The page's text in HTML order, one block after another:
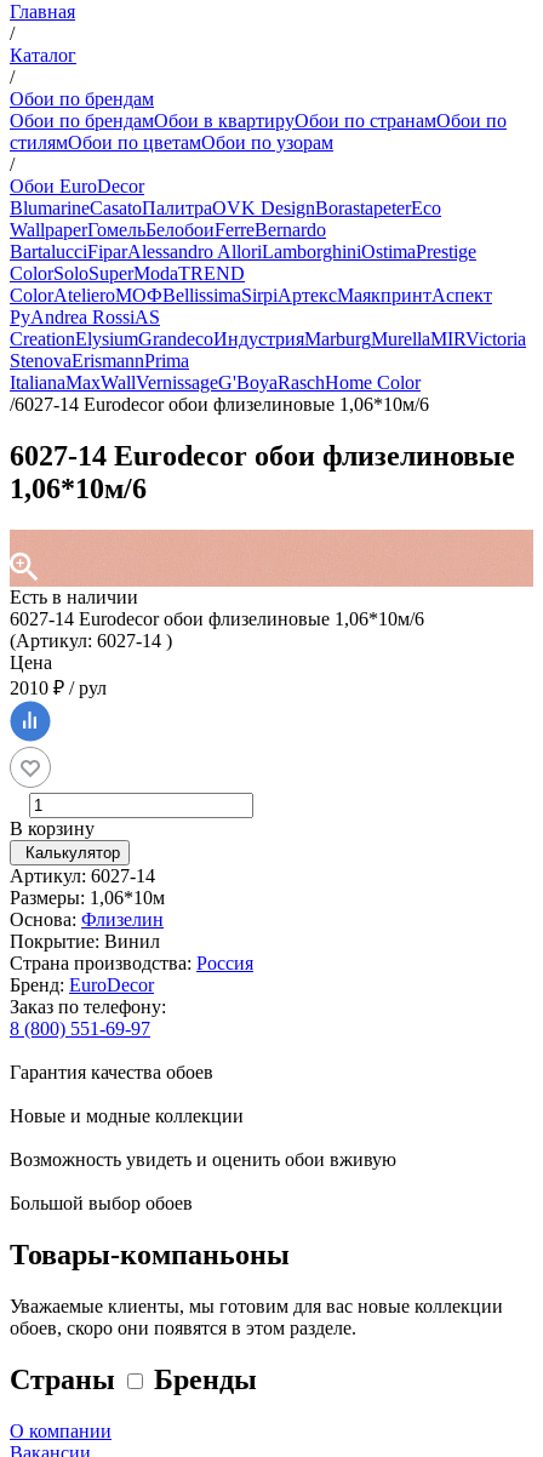
Главная
/
Каталог
/
Обои по брендам
Обои по брендамОбои в квартируОбои по странамОбои по
стилямОбои по цветамОбои по узорам
/
Обои EuroDecor
BlumarineCasatoПалитраOVK DesignBorastapeterEco
WallpaperГомельБелобоиFerreBernardo
BartalucciFiparAlessandro AlloriLamborghiniOstimaPrestige
ColorSoloSuperModaTREND
ColorAtelieroМОФBellissimaSirpiАртексМаякпринтАспект
РуAndrea RossiAS
CreationElysiumGrandecoИндустрияMarburgMurellaMIRVictoria
StenovaErismannPrima
ItalianaMaxWallVernissageG'BoyaRaschHome Color
/6027-14 Eurodecor обои флизелиновые 1,06*10м/6
6027-14 Eurodecor обои флизелиновые
1,06*10м/6
Есть в наличии
6027-14 Eurodecor обои флизелиновые 1,06*10м/6
(Артикул: 6027-14 )
Цена
2010 ₽ / рул
В корзину
Калькулятор
Артикул: 6027-14
Размеры: 1,06*10м
Основа: Флизелин
Покрытие: Винил
Страна производства: Россия
Бренд: EuroDecor
Заказ по телефону:
8 (800) 551-69-97
Гарантия качества обоев
Новые и модные коллекции
Возможность увидеть и оценить обои вживую
Большой выбор обоев
Товары-компаньоны
Уважаемые клиенты, мы готовим для вас новые коллекции
обоев, скоро они появятся в этом разделе.
Страны Бренды
О компании
Вакансии